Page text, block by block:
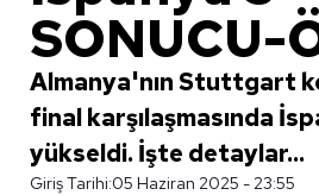
SONUCU-
Almanya'nın Stuttgart
final karşılaşmasında
yükseldi. İşte detaylar...
Giriş Tarihi:05 Haziran 2025 - 23:55